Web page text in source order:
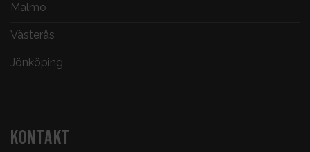
Malmö
Västerås
Jönköping
KONTAKT